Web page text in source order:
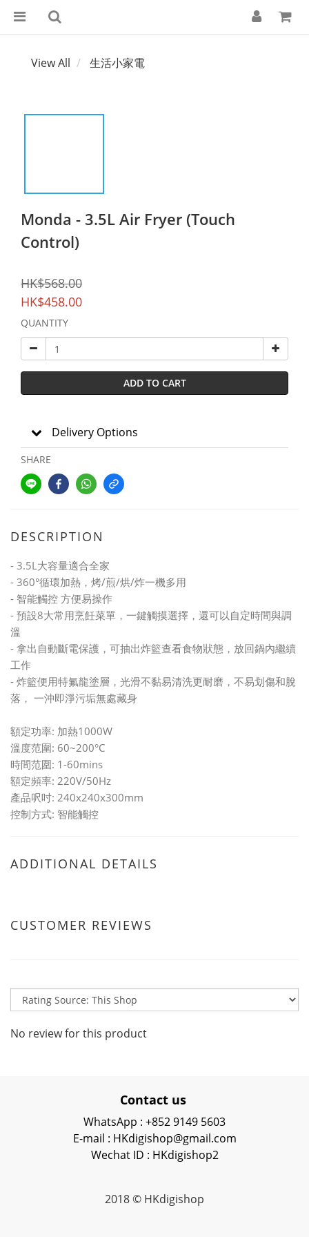
View All 生活小家電
Monda - 3.5L Air Fryer (Touch
Control)
HK$568.00
HK$458.00
QUANTITY
ADD TO CART
Delivery Options
SHARE
DESCRIPTION
- 3.5L大容量適合全家
- 360°循環加熱，烤/煎/烘/炸一機多用
- 智能觸控 方便易操作
- 預設8大常用烹飪菜單，一鍵觸摸選擇，還可以自定時間與調
溫
- 拿出自動斷電保護，可抽出炸籃查看食物狀態，放回鍋內繼續
工作
- 炸籃便用特氟龍塗層，光滑不黏易清洗更耐磨，不易划傷和脫
落， 一沖即淨污垢無處藏身
額定功率: 加熱1000W
溫度范圍: 60~200°C
時間范圍: 1-60mins
額定頻率: 220V/50Hz
產品呎吋: 240x240x300mm
控制方式: 智能觸控
ADDITIONAL DETAILS
CUSTOMER REVIEWS
No review for this product
Contact us
WhatsApp : +852 9149 5603
E-mail : HKdigishop@gmail.com
Wechat ID : HKdigishop2
2018 © HKdigishop